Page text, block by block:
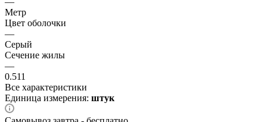
Метр
Цвет оболочки
—
Серый
Сечение жилы
—
0.511
Все характеристики
Единица измерения: штук